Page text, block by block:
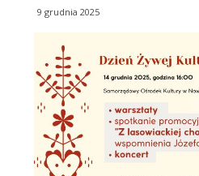
9 grudnia 2025